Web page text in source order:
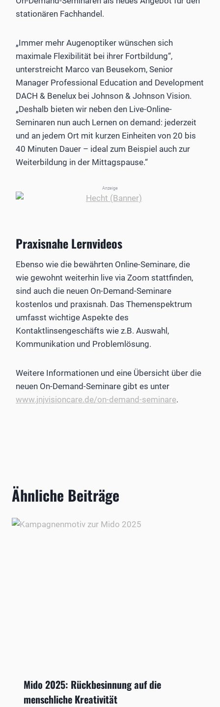
stationären Fachhandel.
„Immer mehr Augenoptiker wünschen sich
maximale Flexibilität bei ihrer Fortbildung“,
unterstreicht Marco van Beusekom, Senior
Manager Professional Education and Development
DACH & Benelux bei Johnson & Johnson Vision.
„Deshalb bieten wir neben den Live-Online-
Seminaren nun auch Lernen on demand: jederzeit
und an jedem Ort mit kurzen Einheiten von 20 bis
40 Minuten Dauer – ideal zum Beispiel auch zur
Weiterbildung in der Mittagspause.“
Anzeige
Praxisnahe Lernvideos
Ebenso wie die bewährten Online-Seminare, die
wie gewohnt weiterhin live via Zoom stattfinden,
sind auch die neuen On-Demand-Seminare
kostenlos und praxisnah. Das Themenspektrum
umfasst wichtige Aspekte des
Kontaktlinsengeschäfts wie z.B. Auswahl,
Kommunikation und Problemlösung.
Weitere Informationen und eine Übersicht über die
neuen On-Demand-Seminare gibt es unter
www.jnjvisioncare.de/on-demand-seminare.
Ähnliche Beiträge
Mido 2025: Rückbesinnung auf die
menschliche Kreativität